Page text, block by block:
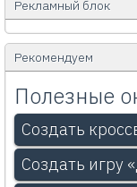
Рекламный блок
Рекомендуем
Полезные
Создать
Создать